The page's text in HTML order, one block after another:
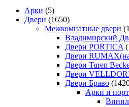
Арки (5)
Двери (1650)
Межкомнатные двери
Владимирский
Двери PORTICA
Двери
Двери Turen
Двери
Двери Браво
Арки и
Винил